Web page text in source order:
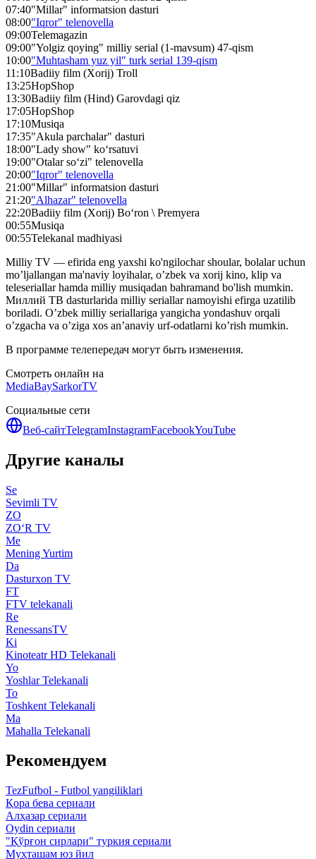
07:40"Millar" informatsion dasturi
08:00"Iqror" telenovella
09:00Telemagazin
09:00"Yolgiz qoying" milliy serial (1-mavsum) 47-qism
10:00"Muhtasham yuz yil" turk serial 139-qism
11:10Badiiy film (Xorij) Troll
13:25HopShop
13:30Badiiy film (Hind) Garovdagi qiz
17:05HopShop
17:10Musiqa
17:35"Akula parchalar" dasturi
18:00"Lady show" ko‘rsatuvi
19:00"Otalar so‘zi" telenovella
20:00"Iqror" telenovella
21:00"Millar" informatsion dasturi
21:20"Alhazar" telenovella
22:20Badiiy film (Xorij) Bo‘ron \ Premyera
00:55Musiqa
00:55Telekanal madhiyasi
Milliy TV — efirida eng yaxshi ko'ngilochar shoular, bolalar uchun
mo’ljallangan ma'naviy loyihalar, o’zbek va xorij kino, klip va
teleseriallar hamda milliy musiqadan bahramand bo'lish mumkin.
Миллий ТВ dasturlarida milliy seriallar namoyishi efirga uzatilib
boriladi. O’zbek milliy seriallariga yangicha yondashuv orqali
o’zgacha va o’ziga xos an’anaviy urf-odatlarni ko’rish mumkin.
В программе телепередач могут быть изменения.
Смотреть онлайн на
MediaBaySarkorTV
Социальные сети
Веб-сайтTelegramInstagramFacebookYouTube
Другие каналы
Se
Sevimli TV
ZO
ZO‘R TV
Me
Mening Yurtim
Da
Dasturxon TV
FT
FTV telekanali
Re
RenessansTV
Ki
Kinoteatr HD Telekanali
Yo
Yoshlar Telekanali
To
Toshkent Telekanali
Ma
Mahalla Telekanali
Рекомендуем
TezFufbol - Futbol yangiliklari
Қора бева сериали
Алҳазар сериали
Oydin сериали
"Қўрғон сирлари" туркия сериали
Муҳташам юз йил